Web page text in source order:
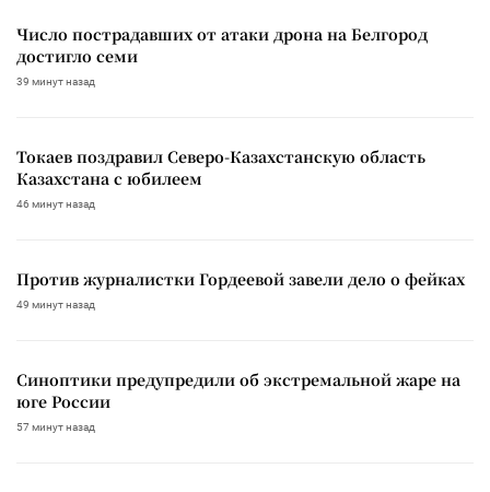
Число пострадавших от атаки дрона на Белгород
достигло семи
39 минут назад
Токаев поздравил Северо-Казахстанскую область
Казахстана с юбилеем
46 минут назад
Против журналистки Гордеевой завели дело о фейках
49 минут назад
Синоптики предупредили об экстремальной жаре на
юге России
57 минут назад